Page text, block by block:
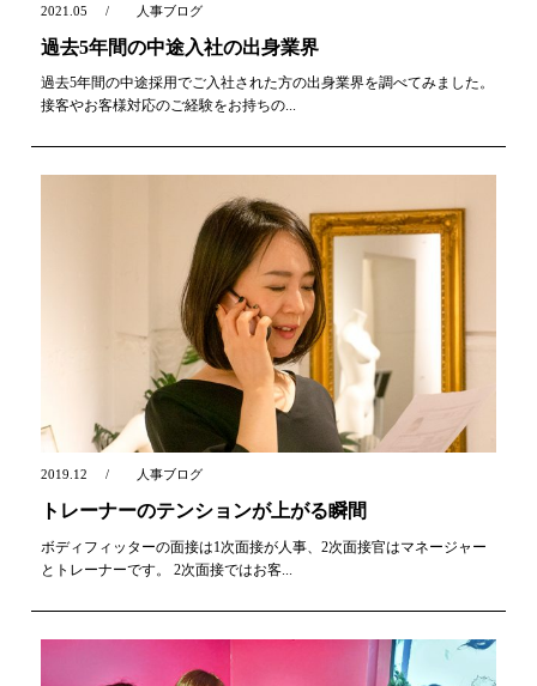
2021.05 人事ブログ
過去5年間の中途入社の出身業界
過去5年間の中途採用でご入社された方の出身業界を調べてみました。
接客やお客様対応のご経験をお持ちの...
2019.12 人事ブログ
トレーナーのテンションが上がる瞬間
ボディフィッターの面接は1次面接が人事、2次面接官はマネージャー
とトレーナーです。 2次面接ではお客...